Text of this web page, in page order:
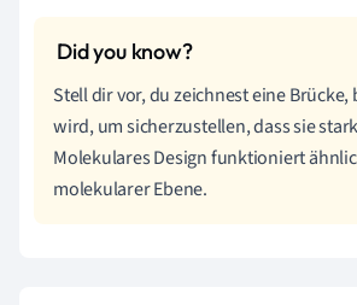
Stell dir vor, du zeichnest eine Brücke,
wird, um sicherzustellen, dass sie
Molekulares Design funktioniert
molekularer Ebene.